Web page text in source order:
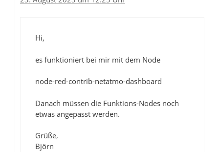
Hi,
es funktioniert bei mir mit dem Node
node-red-contrib-netatmo-dashboard
Danach müssen die Funktions-Nodes noch
etwas angepasst werden.
Grüße,
Björn